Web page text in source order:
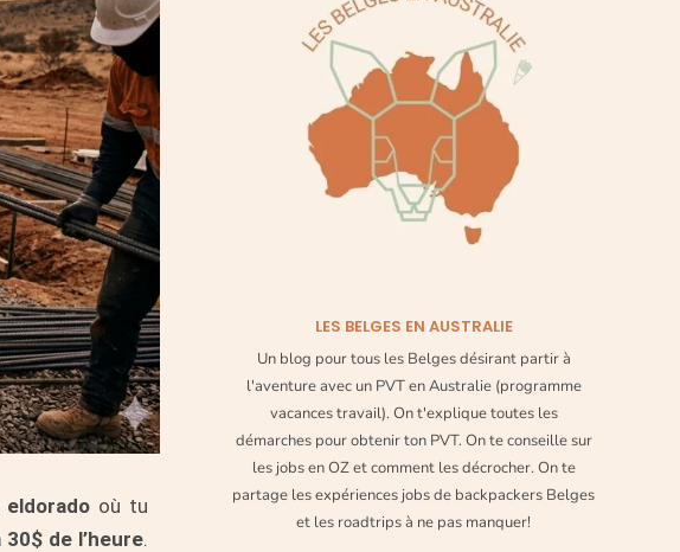
eldorado où tu
de l’heure.
LES BELGES EN AUSTRALIE
Un blog pour tous les Belges désirant partir à
l'aventure avec un PVT en Australie (programme
vacances travail). On t'explique toutes les
démarches pour obtenir ton PVT. On te conseille sur
les jobs en OZ et comment les décrocher. On te
partage les expériences jobs de backpackers Belges
et les roadtrips à ne pas manquer!